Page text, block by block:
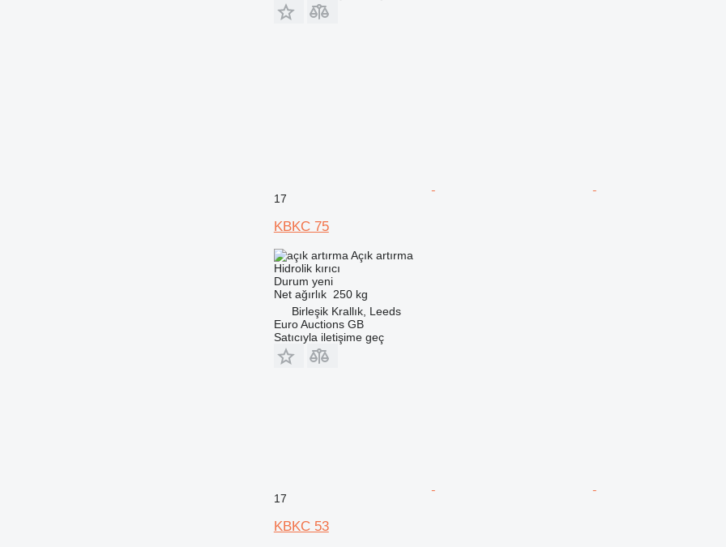
17
KBKC 75
Açık artırma
Hidrolik kırıcı
Durum yeni
Net ağırlık 250 kg
Birleşik Krallık, Leeds
Euro Auctions GB
Satıcıyla iletişime geç
17
KBKC 53